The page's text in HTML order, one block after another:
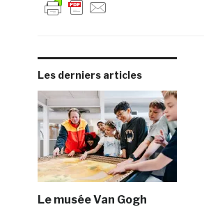
Les derniers articles
Le musée Van Gogh